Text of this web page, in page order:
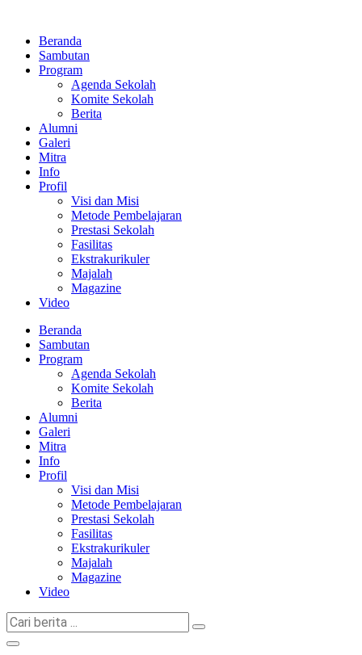
kontenBeranda
Sambutan
Program
Agenda Sekolah
Komite Sekolah
Berita
Alumni
Galeri
Mitra
Info
Profil
Visi dan Misi
Metode Pembelajaran
Prestasi Sekolah
Fasilitas
Ekstrakurikuler
Majalah
Magazine
Video
Beranda
Sambutan
Program
Agenda Sekolah
Komite Sekolah
Berita
Alumni
Galeri
Mitra
Info
Profil
Visi dan Misi
Metode Pembelajaran
Prestasi Sekolah
Fasilitas
Ekstrakurikuler
Majalah
Magazine
Video
Cari
berita
...